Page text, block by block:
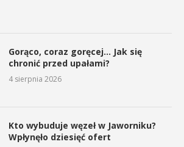
Gorąco, coraz goręcej… Jak się
chronić przed upałami?
4 sierpnia 2026
Kto wybuduje węzeł w Jaworniku?
Wpłynęło dziesięć ofert